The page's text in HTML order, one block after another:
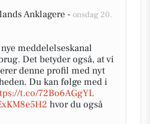
Anklagere - onsdag 20.
meddelelseskanal
Det betyder også, at vi
denne profil med nyt
Du kan følge med i
t.co/72Bo6AGgYL
hvor du også